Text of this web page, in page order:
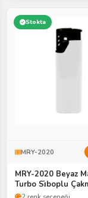
Stokta
MRY-2020
MRY-2020 Beyaz
Turbo Si̇boplu